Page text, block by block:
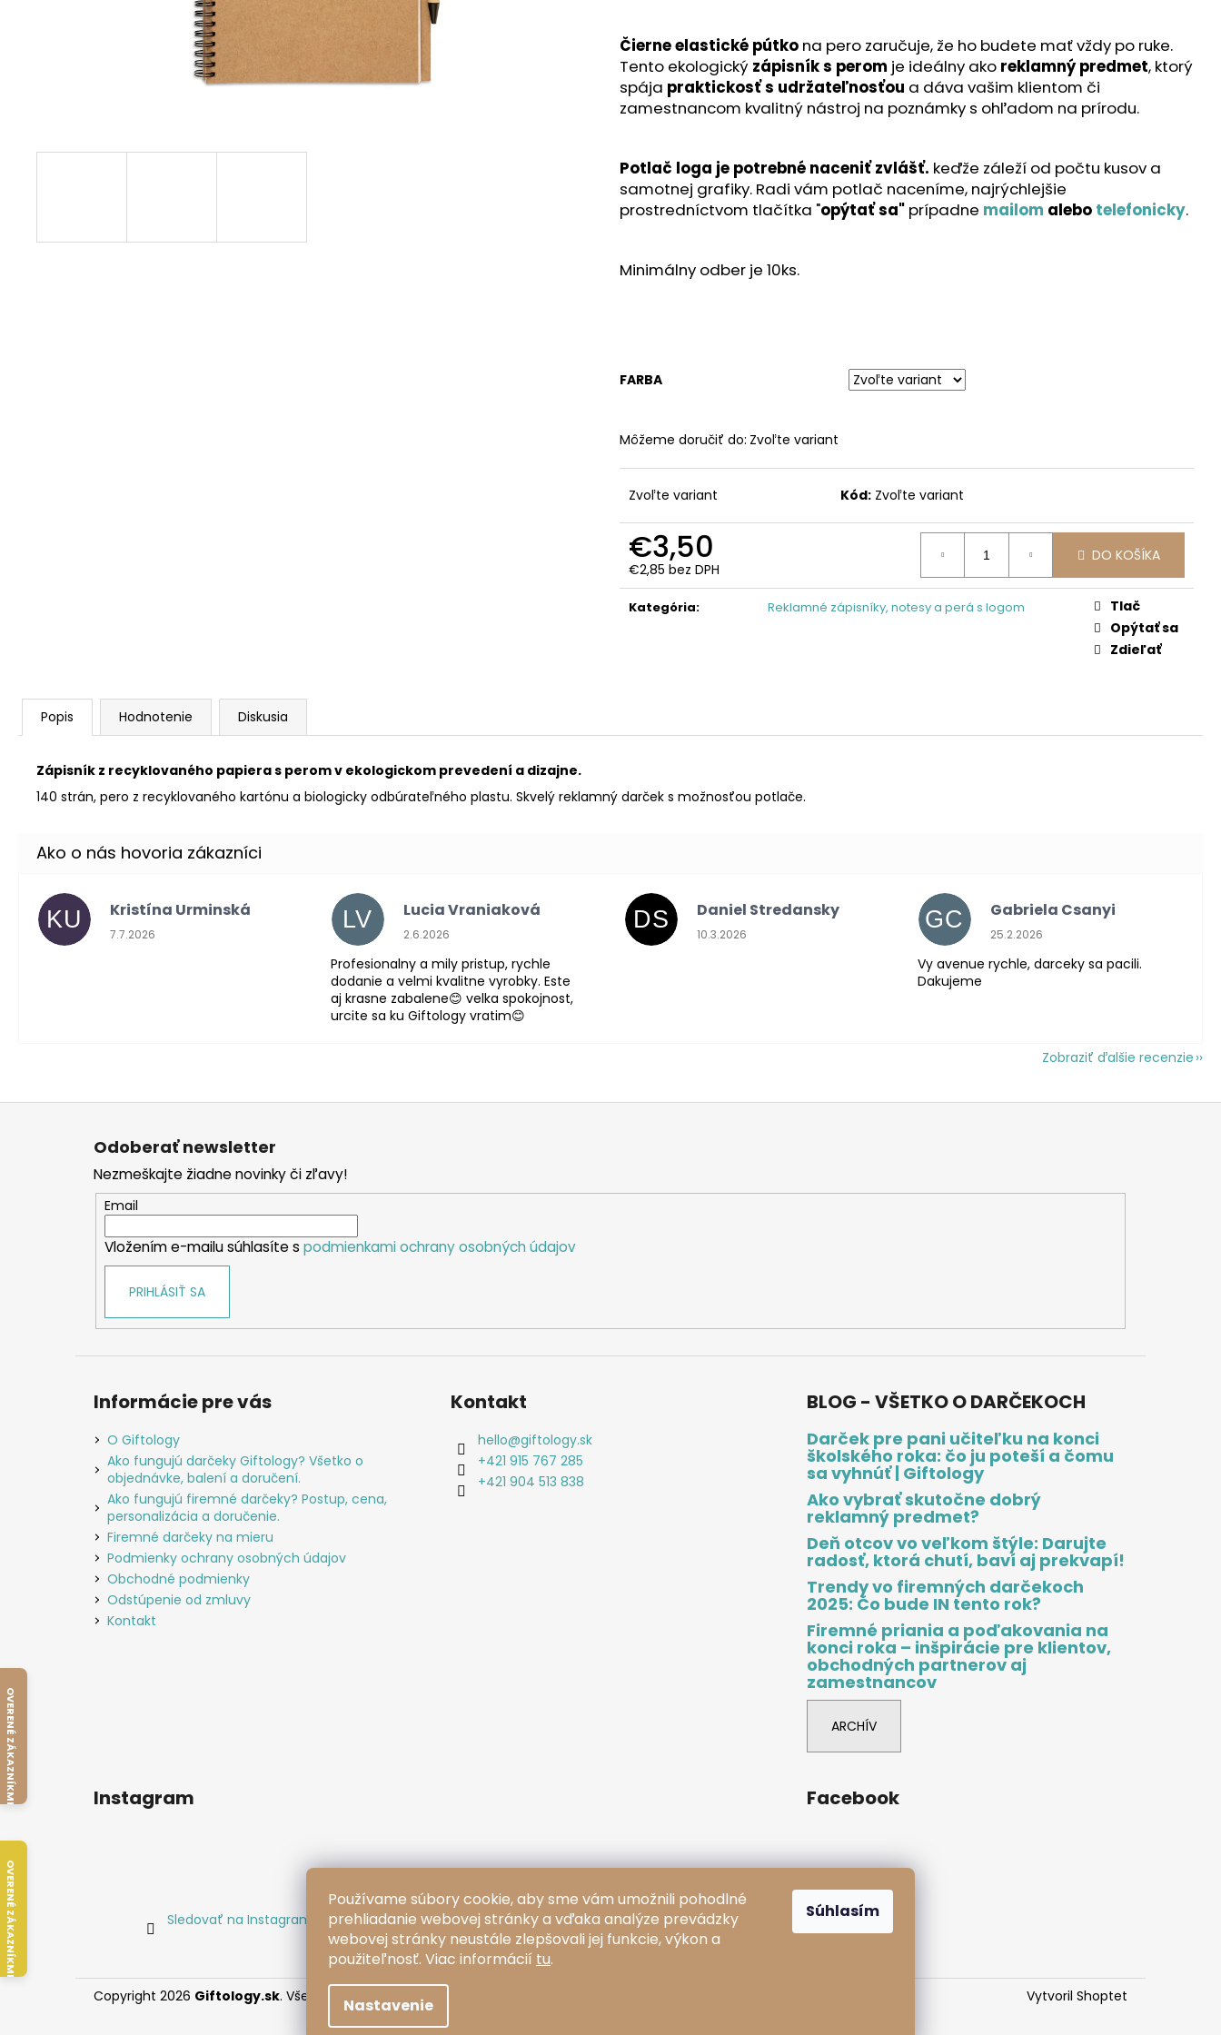
Používame súbory cookie, aby sme vám umožnili pohodlné
prehliadanie webovej stránky a vďaka analýze prevádzky
webovej stránky neustále zlepšovali jej funkcie, výkon a
použiteľnosť. Viac informácií tu.
Nastavenie
Súhlasím
Čierne elastické pútko na pero zaručuje, že ho budete mať vždy po ruke.
Tento ekologický zápisník s perom je ideálny ako reklamný predmet, ktorý
spája praktickosť s udržateľnosťou a dáva vašim klientom či
zamestnancom kvalitný nástroj na poznámky s ohľadom na prírodu.
Potlač loga je potrebné naceniť zvlášť. keďže záleží od počtu kusov a
samotnej grafiky. Radi vám potlač naceníme, najrýchlejšie
prostredníctvom tlačítka "opýtať sa" prípadne mailom alebo telefonicky.
Minimálny odber je 10ks.
FARBA
Môžeme doručiť do: Zvoľte variant
Zvoľte variant Kód: Zvoľte variant
€3,50
€2,85 bez DPH
Jednotková
cena:
DO KOŠÍKA
Kategória: Reklamné zápisníky, notesy a perá s logom
Tlač
Opýtať sa
Zdieľať
Popis Hodnotenie Diskusia
Zápisník z recyklovaného papiera s perom v ekologickom prevedení a dizajne.
140 strán, pero z recyklovaného kartónu a biologicky odbúrateľného plastu. Skvelý reklamný darček s možnosťou potlače.
KU Kristína Urminská
Hodnotenie obchodu je 5 z 5 hviezdičiek.
7.7.2026
LV Lucia Vraniaková
Hodnotenie obchodu je 5 z 5 hviezdičiek.
2.6.2026
Profesionalny a mily pristup, rychle
dodanie a velmi kvalitne vyrobky. Este
aj krasne zabalene😊 velka spokojnost,
urcite sa ku Giftology vratim😊
DS Daniel Stredansky
Hodnotenie obchodu je 5 z 5 hviezdičiek.
10.3.2026
GC Gabriela Csanyi
Hodnotenie obchodu je 5 z 5
25.2.2026
Vy avenue rychle, darceky sa pacili.
Dakujeme
Zobraziť ďalšie recenzie
Z
Odoberať newsletter
Nezmeškajte žiadne novinky či zľavy!
Email
Vložením e-mailu súhlasíte s podmienkami ochrany osobných údajov
PRIHLÁSIŤ SA
Informácie pre vás
O Giftology
Ako fungujú darčeky Giftology? Všetko o
objednávke, balení a doručení.
Ako fungujú firemné darčeky? Postup, cena,
personalizácia a doručenie.
Firemné darčeky na mieru
Podmienky ochrany osobných údajov
Obchodné podmienky
Odstúpenie od zmluvy
Kontakt
Kontakt
hello@giftology.sk
+421 915 767 285
+421 904 513 838
BLOG - VŠETKO O DARČEKOCH
Darček pre pani učiteľku na konci
školského roka: čo ju poteší a čomu
sa vyhnúť | Giftology
Ako vybrať skutočne dobrý
reklamný predmet?
Deň otcov vo veľkom štýle: Darujte
radosť, ktorá chutí, baví aj prekvapí!
Trendy vo firemných darčekoch
2025: Čo bude IN tento rok?
Firemné priania a poďakovania na
konci roka – inšpirácie pre klientov,
obchodných partnerov aj
zamestnancov
ARCHÍV
Instagram
Sledovať na Instagrame
Facebook
Vytvoril Shoptet
Copyright 2026 Giftology.sk. Všetky práva vyhradené.
OVERENÉ ZÁKAZNÍKMI
OVERENÉ ZÁKAZNÍKMI